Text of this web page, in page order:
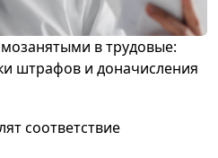
в трудовые:
штрафов и доначисления
соответствие